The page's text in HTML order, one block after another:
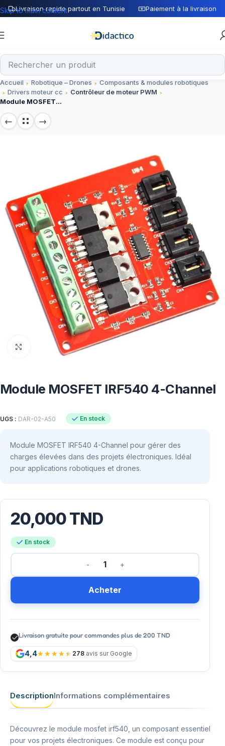
Livraison rapide partout en Tunisie Paiement à la livraison
Skip to main content
Accueil Robotique – Drones
Composants & modules robotiques
Drivers moteur cc
Contrôleur de moteur PWM
Module MOSFET IRF540 4-Channel
Click to enlarge
Module MOSFET IRF540 4-Channel
UGS : DAR-02-A50 En stock
Module MOSFET IRF540 4-Channel pour gérer des
charges élevées dans des projets électroniques. Idéal
pour applications robotiques et drones.
20,000TND
En stock
Acheter
Livraison gratuite pour commandes plus de 200 TND
4,4 278 avis sur Google
DescriptionInformations complémentaires
Découvrez le module mosfet irf540, un composant essentiel
pour vos projets électroniques. Ce module est conçu pour